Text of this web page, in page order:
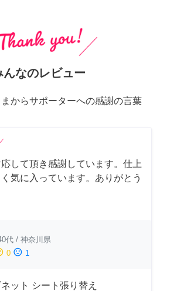
んなのレビュー
からサポーターへの感謝の言葉
して頂き感謝しています。仕上
気に入っています。ありがとう
代 / 神奈川県
0 sentiment_dissatisfied 1
ット シート張り替え